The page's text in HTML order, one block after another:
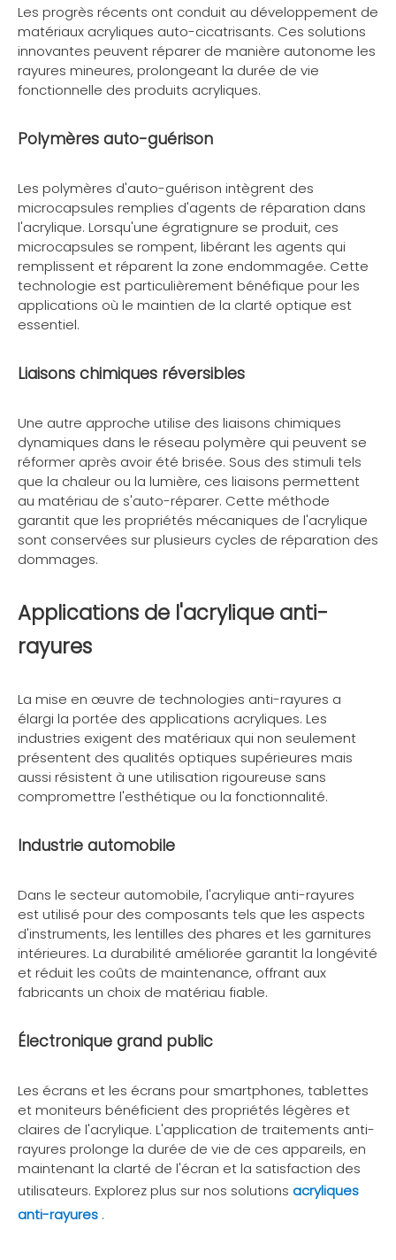
Les progrès récents ont conduit au développement de
matériaux acryliques auto-cicatrisants. Ces solutions
innovantes peuvent réparer de manière autonome les
rayures mineures, prolongeant la durée de vie
fonctionnelle des produits acryliques.
Polymères auto-guérison
Les polymères d'auto-guérison intègrent des
microcapsules remplies d'agents de réparation dans
l'acrylique. Lorsqu'une égratignure se produit, ces
microcapsules se rompent, libérant les agents qui
remplissent et réparent la zone endommagée. Cette
technologie est particulièrement bénéfique pour les
applications où le maintien de la clarté optique est
essentiel.
Liaisons chimiques réversibles
Une autre approche utilise des liaisons chimiques
dynamiques dans le réseau polymère qui peuvent se
réformer après avoir été brisée. Sous des stimuli tels
que la chaleur ou la lumière, ces liaisons permettent
au matériau de s'auto-réparer. Cette méthode
garantit que les propriétés mécaniques de l'acrylique
sont conservées sur plusieurs cycles de réparation des
dommages.
Applications de l'acrylique anti-
rayures
La mise en œuvre de technologies anti-rayures a
élargi la portée des applications acryliques. Les
industries exigent des matériaux qui non seulement
présentent des qualités optiques supérieures mais
aussi résistent à une utilisation rigoureuse sans
compromettre l'esthétique ou la fonctionnalité.
Industrie automobile
Dans le secteur automobile, l'acrylique anti-rayures
est utilisé pour des composants tels que les aspects
d'instruments, les lentilles des phares et les garnitures
intérieures. La durabilité améliorée garantit la longévité
et réduit les coûts de maintenance, offrant aux
fabricants un choix de matériau fiable.
Électronique grand public
Les écrans et les écrans pour smartphones, tablettes
et moniteurs bénéficient des propriétés légères et
claires de l'acrylique. L'application de traitements anti-
rayures prolonge la durée de vie de ces appareils, en
maintenant la clarté de l'écran et la satisfaction des
utilisateurs. Explorez plus sur nos solutions acryliques
anti-rayures .